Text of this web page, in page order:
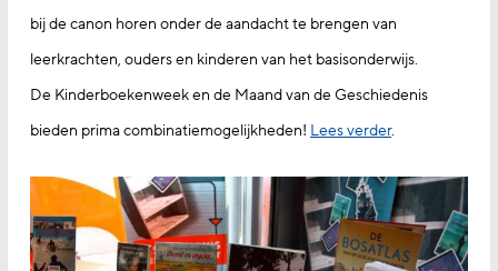
bij de canon horen onder de aandacht te brengen van
leerkrachten, ouders en kinderen van het basisonderwijs.
De Kinderboekenweek en de Maand van de Geschiedenis
bieden prima combinatiemogelijkheden! Lees verder.